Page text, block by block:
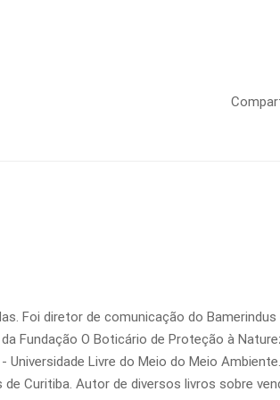
Foi diretor de comunicação do Bamerindus
Fundação O Boticário de Proteção à
Universidade Livre do Meio do Meio
Curitiba. Autor de diversos livros sobre